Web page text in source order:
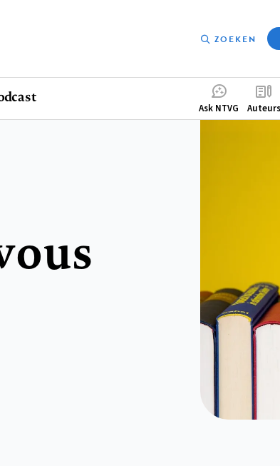
ZOEKEN
Ask NTVG Auteurs